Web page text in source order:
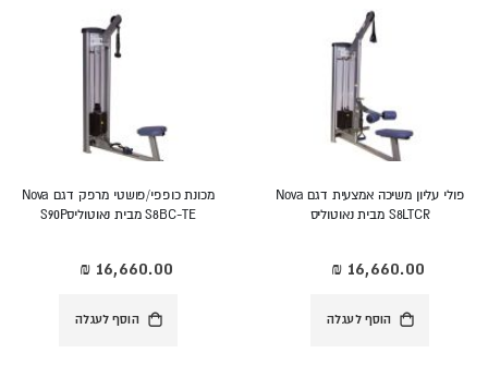
פולי עליון משיכה אמצעית דגם Nova
S8LTCR מבית נאוטוליס
הוסף לעגלה
מכונת כופפי/פושטי מרפק דגם Nova
S8BC-TE מבית נאוטוליסS90P
הוסף לעגלה